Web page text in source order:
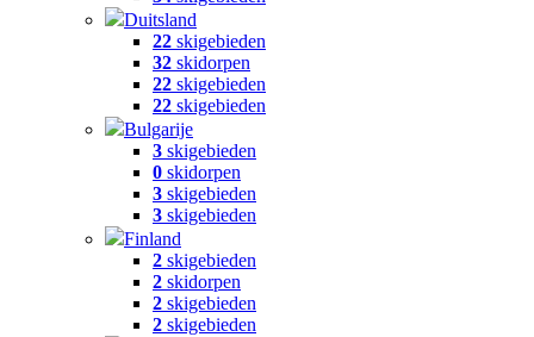
Duitsland
22 skigebieden
32 skidorpen
22 skigebieden
22 skigebieden
Bulgarije
3 skigebieden
0 skidorpen
3 skigebieden
3 skigebieden
Finland
2 skigebieden
2 skidorpen
2 skigebieden
2 skigebieden